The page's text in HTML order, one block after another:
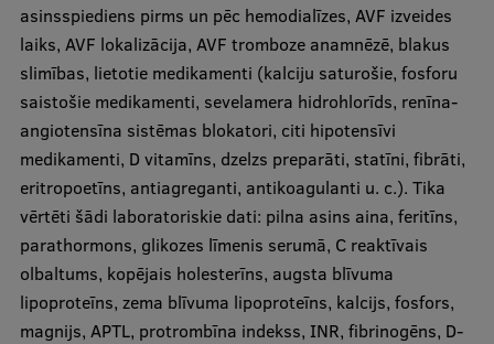
asinsspiediens pirms un pēc hemodialīzes, AVF izveides
laiks, AVF lokalizācija, AVF tromboze anamnēzē, blakus
slimības, lietotie medikamenti (kalciju saturošie, fosforu
saistošie medikamenti, sevelamera hidrohlorīds, renīna-
angiotensīna sistēmas blokatori, citi hipotensīvi
medikamenti, D vitamīns, dzelzs preparāti, statīni, fibrāti,
eritropoetīns, antiagreganti, antikoagulanti u. c.). Tika
vērtēti šādi laboratoriskie dati: pilna asins aina, feritīns,
parathormons, glikozes līmenis serumā, C reaktīvais
olbaltums, kopējais holesterīns, augsta blīvuma
lipoproteīns, zema blīvuma lipoproteīns, kalcijs, fosfors,
magnijs, APTL, protrombīna indekss, INR, fibrinogēns, D-